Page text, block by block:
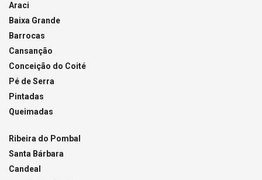
Araci
Baixa Grande
Barrocas
Cansanção
Conceição do Coité
Pé de Serra
Pintadas
Queimadas
Ribeira do Pombal
Santa Bárbara
Candeal